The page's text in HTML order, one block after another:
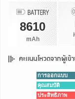
8610
mAh
การออกแบบ
คุณสมบัติ
ประสิทธิภาพ